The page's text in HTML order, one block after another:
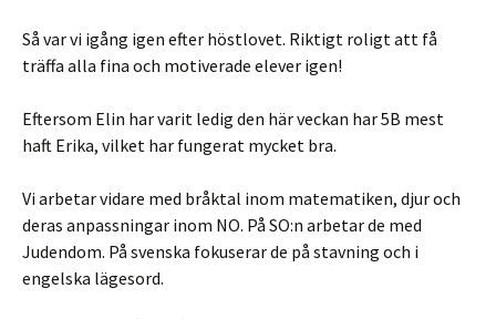
Så var vi igång igen efter höstlovet. Riktigt roligt att få
träffa alla fina och motiverade elever igen!
Eftersom Elin har varit ledig den här veckan har 5B mest
haft Erika, vilket har fungerat mycket bra.
Vi arbetar vidare med bråktal inom matematiken, djur och
deras anpassningar inom NO. På SO:n arbetar de med
Judendom. På svenska fokuserar de på stavning och i
engelska lägesord.